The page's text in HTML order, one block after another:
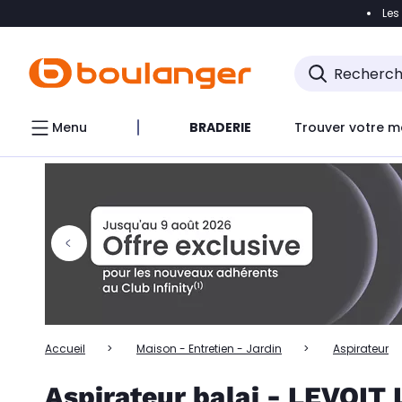
Accéder
Accéder directement au chatbot
Menu BRADERIE Trouver votre
Accueil Maison - Entretien - Jardin Aspirateur